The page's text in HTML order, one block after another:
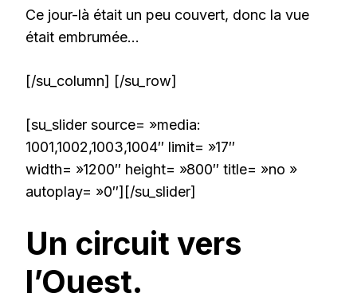
Ce jour-là était un peu couvert, donc la vue
était embrumée…
[/su_column] [/su_row]
[su_slider source= »media:
1001,1002,1003,1004″ limit= »17″
width= »1200″ height= »800″ title= »no »
autoplay= »0″][/su_slider]
Un circuit vers
l’Ouest.